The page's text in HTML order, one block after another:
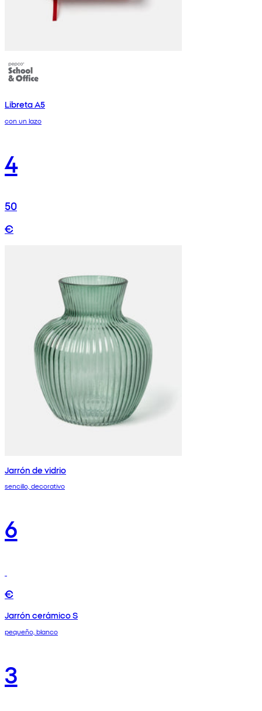
Libreta A5
con un lazo
4
50
€
Jarrón de vidrio
sencillo, decorativo
6
€
Jarrón cerámico S
pequeño, blanco
3